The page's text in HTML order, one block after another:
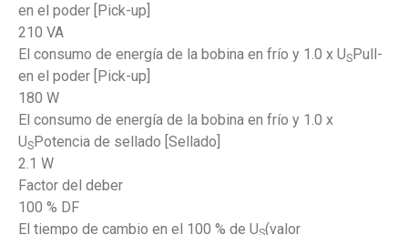
en el poder [Pick-up]
210 VA
El consumo de energía de la bobina en frío y 1.0 x US Pull-
en el poder [Pick-up]
180 W
El consumo de energía de la bobina en frío y 1.0 x
US Potencia de sellado [Sellado]
2.1 W
Factor del deber
100 % DF
El tiempo de cambio en el 100 % de U (valor